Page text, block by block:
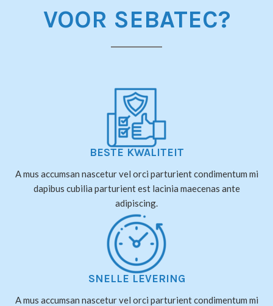
VOOR SEBATEC?
BESTE KWALITEIT
A mus accumsan nascetur vel orci parturient condimentum mi
dapibus cubilia parturient est lacinia maecenas ante
adipiscing.
SNELLE LEVERING
A mus accumsan nascetur vel orci parturient condimentum mi